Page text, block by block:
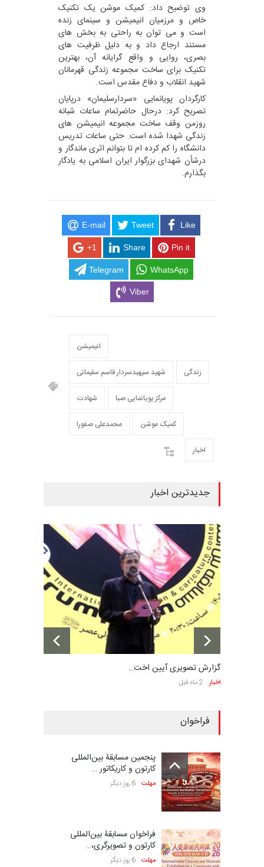
وی توضیح داد: کمیک موشن یک تکنیک
خاص و مرزمیان انیمیشن و سینمای زنده
است و می توان به راحتی به بخش های
مستند ارجاع داد و به دلیل ظرفیت های
بصری، روایی و واقع گرایانه آن، بهترین
تکنیک برای ساخت مجموعه زندگی قهرمانان
شهید انقلاب و دفاع مقدس است.
کارگردان پویانمایی «سردارسلیمان» درپایان
تصریح کرد: درحال حاضرتمام ساعات شبانه
روزمن وقف ساخت مجموعه انیمیشن های
زندگی شهدا شده است. حتی ساعات تدریس
دانشگاه را کم کرده ام تا بتوانم اثری ماندگار و
درشأن شهدای بزرگوار ایران اسلامی به یادگار
بگذارم.
E-mail Tweet Like
+1 Share Pin it
Telegram WhatsApp
Viber
انیمیشن
شهید سپهبدسردار قاسم سلیمانی زندگی
شهادت مرکز پویانمایی صبا
محمدعلی صفورا کمیک موشن
اخبار
جدیدترین اخبار
گزارش تصویری آیین اخت…
اخبار 2 ماه قبل
فراخوان
پنجمین مسابقۀ بین‌المللی
کارتون و کاریکاتور …
مهلت 6 روز دیگر
فراخوان مسابقۀ بین‌المللی
کارتون و تصویرگری،…
مهلت 6 روز دیگر